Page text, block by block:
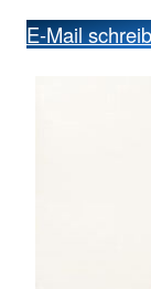
E-Mail